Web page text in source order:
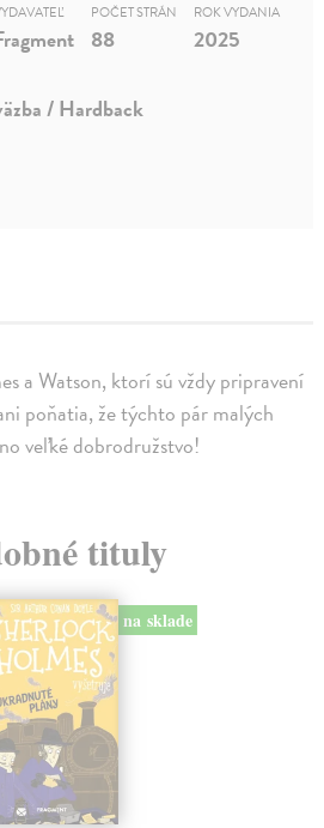
a Watson, ktorí sú vždy pripravení
poňatia, že týchto pár malých
veľké dobrodružstvo!
POČET STRÁN
88
ROK VYDANIA
2025
/ Hardback
tituly
na sklade